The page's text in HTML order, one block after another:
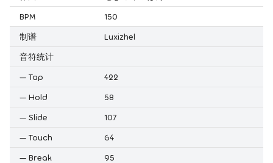
BPM
150
制谱
Luxizhel
音符统计
— Tap
422
— Hold
58
— Slide
107
— Touch
64
— Break
95